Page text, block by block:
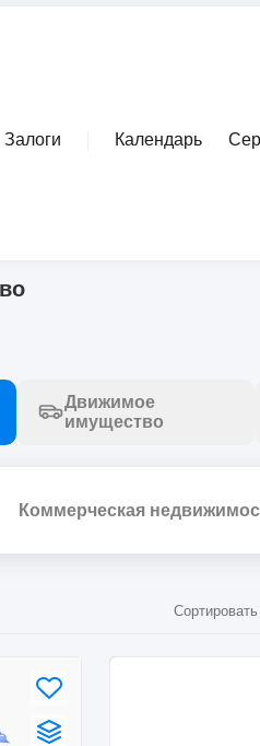
Залоги Календарь
Движимое
имущество
Коммерческая